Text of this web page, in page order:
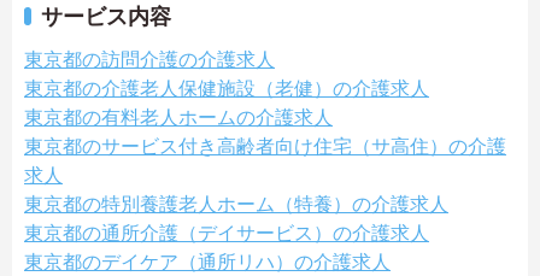
サービス内容
東京都の訪問介護の介護求人
東京都の介護老人保健施設（老健）の介護求人
東京都の有料老人ホームの介護求人
東京都のサービス付き高齢者向け住宅（サ高住）の介護
求人
東京都の特別養護老人ホーム（特養）の介護求人
東京都の通所介護（デイサービス）の介護求人
東京都のデイケア（通所リハ）の介護求人